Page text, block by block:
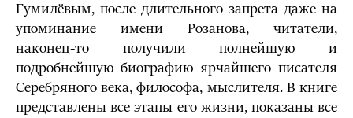
Гумилёвым, после длительного запрета даже на
упоминание имени Розанова, читатели,
наконец-то получили полнейшую и
подробнейшую биографию ярчайшего писателя
Серебряного века, философа, мыслителя. В книге
представлены все этапы его жизни, показаны все